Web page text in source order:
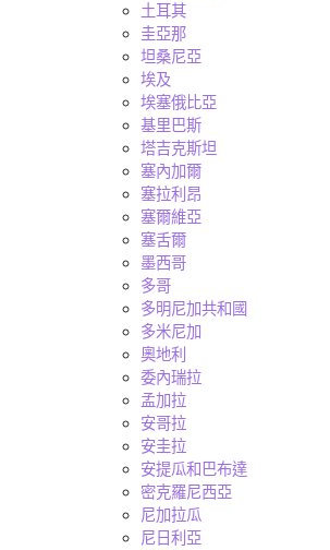
土耳其
圭亞那
坦桑尼亞
埃及
埃塞俄比亞
基里巴斯
塔吉克斯坦
塞內加爾
塞拉利昂
塞爾維亞
塞舌爾
墨西哥
多哥
多明尼加共和國
多米尼加
奧地利
委內瑞拉
孟加拉
安哥拉
安圭拉
安提瓜和巴布達
密克羅尼西亞
尼加拉瓜
尼日利亞